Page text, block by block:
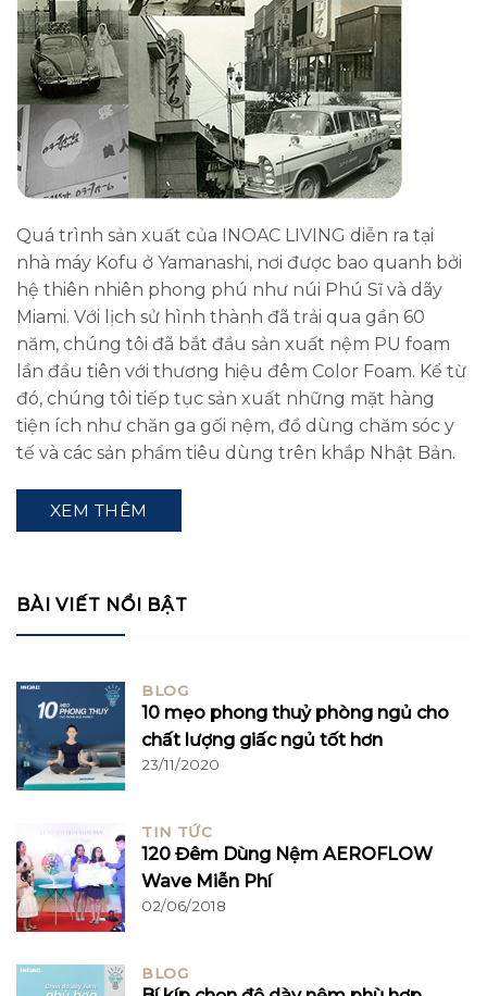
Quá trình sản xuất của INOAC LIVING diễn ra tại
nhà máy Kofu ở Yamanashi, nơi được bao quanh bởi
hệ thiên nhiên phong phú như núi Phú Sĩ và dãy
Miami. Với lịch sử hình thành đã trải qua gần 60
năm, chúng tôi đã bắt đầu sản xuất nệm PU foam
lần đầu tiên với thương hiệu đêm Color Foam. Kể từ
đó, chúng tôi tiếp tục sản xuất những mặt hàng
tiện ích như chăn ga gối nệm, đồ dùng chăm sóc y
tế và các sản phẩm tiêu dùng trên khắp Nhật Bản.
XEM THÊM
BÀI VIẾT NỔI BẬT
BLOG
10 mẹo phong thuỷ phòng ngủ cho
chất lượng giấc ngủ tốt hơn
23/11/2020
TIN TỨC
120 Đêm Dùng Nệm AEROFLOW
Wave Miễn Phí
02/06/2018
BLOG